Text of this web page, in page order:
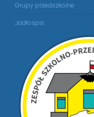
Grupy przedszkolne
Jadłospis